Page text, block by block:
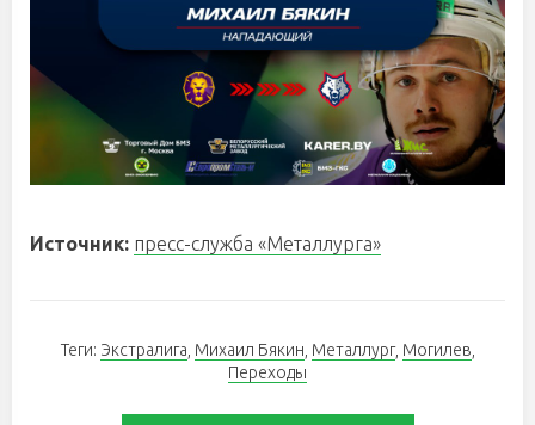
Источник: пресс-служба «Металлурга»
Теги: Экстралига Михаил Бякин Металлург, Могилев
Переходы